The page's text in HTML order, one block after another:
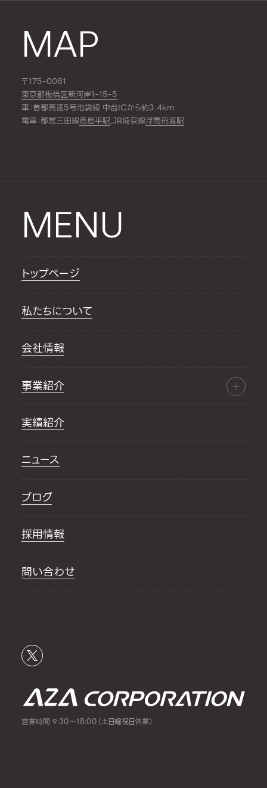
MAP
〒175-0081
東京都板橋区新河岸1-15-5
車：首都高速5号池袋線 中台ICから約3.4km
電車：都営三田線高島平駅,JR埼京線浮間舟渡駅
MENU
トップページ
私たちについて
会社情報
事業紹介
実績紹介
ニュース
ブログ
採用情報
問い合わせ
営業時間 9:30～18:00（土日曜祝日休業）